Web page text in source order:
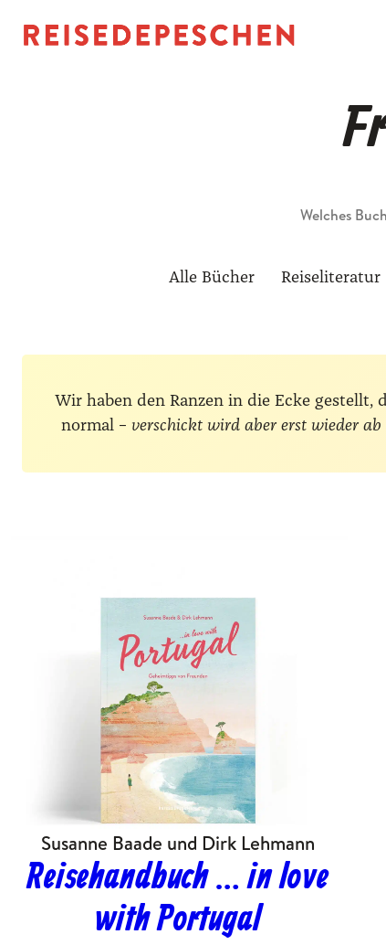
Alle Bücher Reiseliteratur
Wir haben den Ranzen in die Ecke gestellt,
normal – verschickt wird aber erst wieder ab
Susanne Baade und Dirk Lehmann
Reisehandbuch … in love
with Portugal